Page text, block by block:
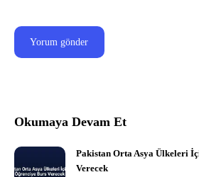
Okumaya Devam Et
Pakistan Orta Asya Ülkeleri
Verecek